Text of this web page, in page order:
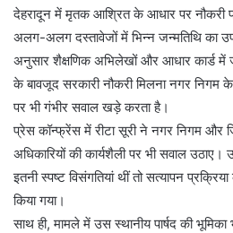
देहरादून में मृतक आश्रित के आधार पर नौकरी
अलग-अलग दस्तावेजों में भिन्न जन्मतिथि का
अनुसार शैक्षणिक अभिलेखों और आधार कार्ड
के बावजूद सरकारी नौकरी मिलना नगर निगम के
पर भी गंभीर सवाल खड़े करता है।
प्रेस कॉन्फ्रेंस में रीटा सूरी ने नगर निगम और
अधिकारियों की कार्यशैली पर भी सवाल उठाए।
इतनी स्पष्ट विसंगतियां थीं तो सत्यापन
किया गया।
साथ ही, मामले में उस स्थानीय पार्षद की